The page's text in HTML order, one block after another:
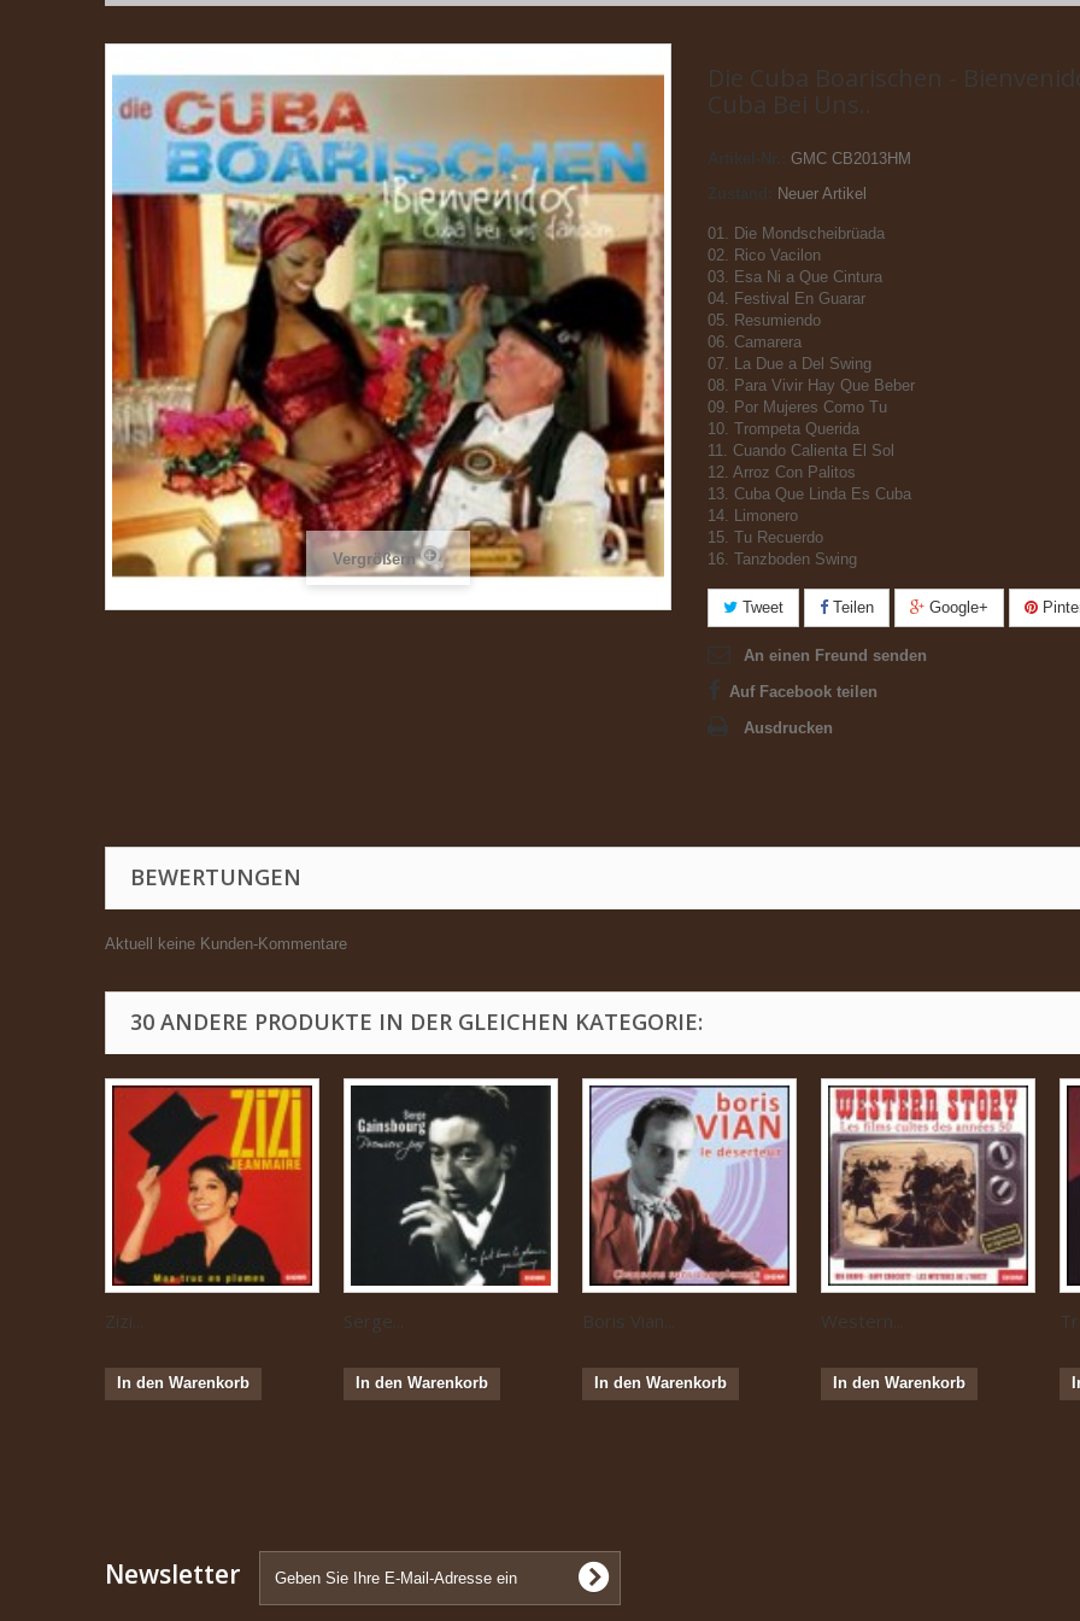
Vergrößern
Die Cuba Boarischen -
Cuba Bei Uns..
Artikel-Nr.:
GMC CB2013HM
Zustand:
Neuer Artikel
01. Die Mondscheibrüada
02. Rico Vacilon
03. Esa Ni a Que Cintura
04. Festival En Guarar
05. Resumiendo
06. Camarera
07. La Due a Del Swing
08. Para Vivir Hay Que Beber
09. Por Mujeres Como Tu
10. Trompeta Querida
11. Cuando Calienta El Sol
12. Arroz Con Palitos
13. Cuba Que Linda Es Cuba
14. Limonero
15. Tu Recuerdo
16. Tanzboden Swing
Tweet Teilen Google+
An einen Freund senden
Auf Facebook teilen
Ausdrucken
BEWERTUNGEN
Aktuell keine Kunden-Kommentare
30 ANDERE PRODUKTE IN DER GLEICHEN KATEGORIE:
Zizi...
In den Warenkorb
Serge...
In den Warenkorb
Boris Vian...
In den Warenkorb
Western...
In den Warenkorb
Newsletter